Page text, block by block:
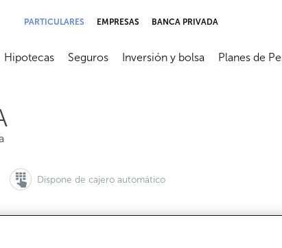
PARTICULARES EMPRESAS BANCA PRIVADA
Abrir submenú
Hipotecas
Abrir submenú
Seguros
Abrir submenú
Inversión y bolsa
Abrir submenú
Planes de
Dispone de cajero automático